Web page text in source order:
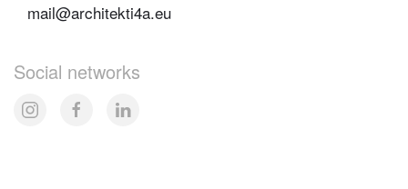
mail@architekti4a.eu
Social networks